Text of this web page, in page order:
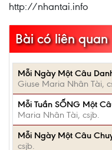
http://nhantai.info
Bài có liên quan
Mỗi Ngày Một Câu
Giuse Maria Nhân Tài,
Mỗi Tuần SỐNG Một
Maria Nhân Tài, csjb.
Mỗi Ngày Một Câu
csjb.